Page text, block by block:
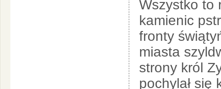
Wszystko to
kamienic
fronty
miasta
strony król
pochylał się